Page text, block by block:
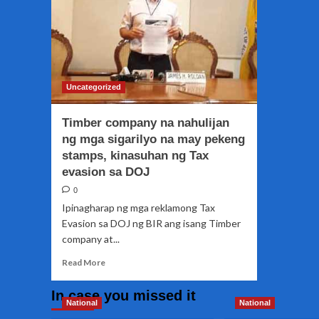
Uncategorized
Timber company na nahulijan
ng mga sigarilyo na may pekeng
stamps, kinasuhan ng Tax
evasion sa DOJ
0
Ipinagharap ng mga reklamong Tax
Evasion sa DOJ ng BIR ang isang Timber
company at...
Read MoreRead
Timber
In case you missed it
National National